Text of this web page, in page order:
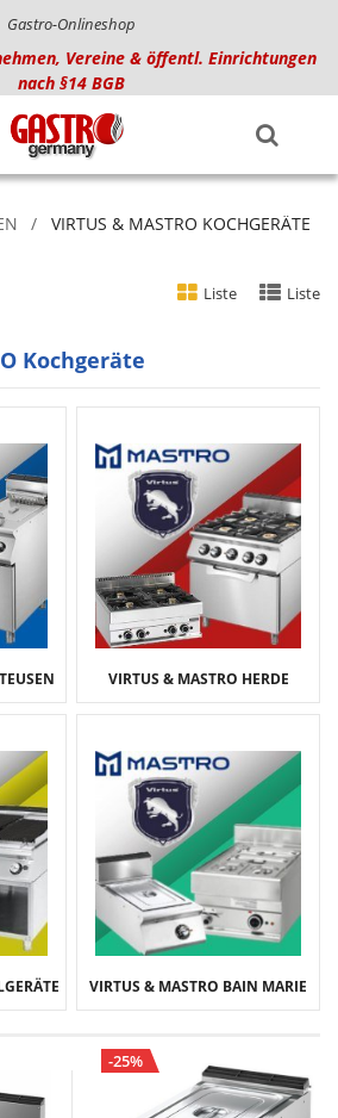
Gastro-Onlineshop
Vereine & öffentl. Einrichtungen
nach §14 BGB
VIRTUS & MASTRO KOCHGERÄTE
Kochgeräte
VIRTUS & MASTRO HERDE
VIRTUS & MASTRO BAIN MARIE
Liste Liste
-25%